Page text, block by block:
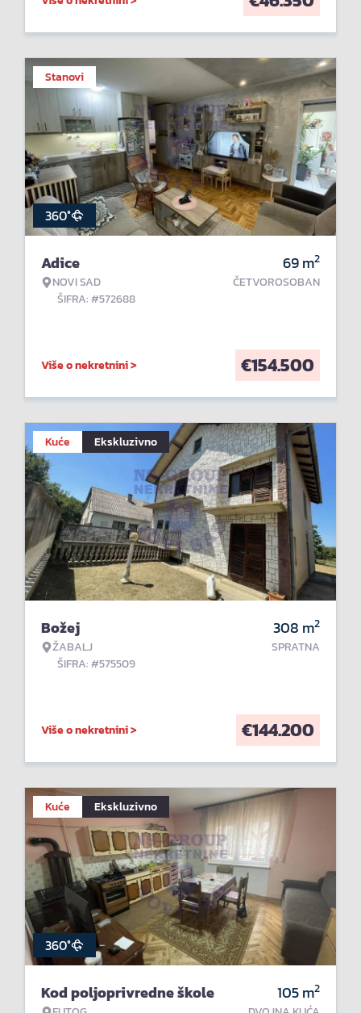
Stanovi
360°
Adice
NOVI SAD
ŠIFRA: #572688
69m2
ČETVOROSOBAN
Više o nekretnini > €154.500
Kuće Ekskluzivno
Božej
ŽABALJ
ŠIFRA: #575509
308 m2
SPRATNA
Više o nekretnini > €144.200
Kuće Ekskluzivno
360°
Kod poljoprivredne škole 105m2